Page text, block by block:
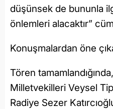
düşünsek de bununla
önlemleri alacaktır”
Konuşmalardan öne
Tören
Milletvekilleri Veysel
Radiye Sezer